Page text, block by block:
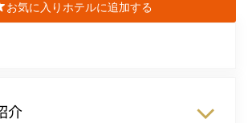
お気に入りホテルに追加する
介